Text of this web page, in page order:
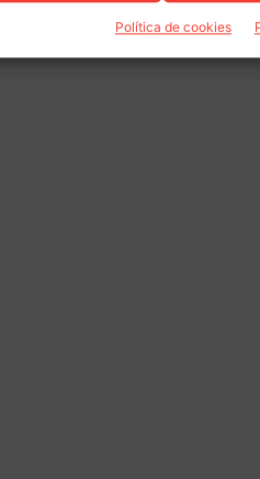
Política de cookies
CES en la UIMP
estacional